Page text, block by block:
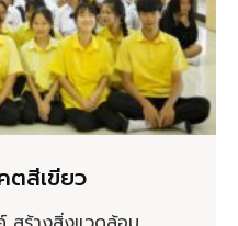
ตสีเขียว